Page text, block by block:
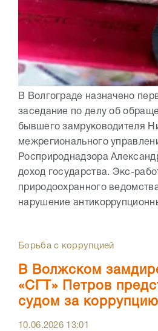
В Волгограде назначено
заседание по делу об
бывшего замруководителя
межрегионального
Росприроднадзора
доход государства. Экс-
природоохранного
нарушение
Борьба с коррупцией
В Волжском
«СГТ» Петров
судом за коррупцию
10.06.2026 13:01